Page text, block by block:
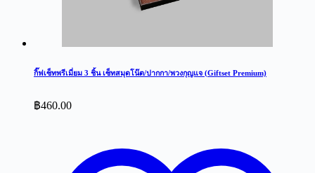
กิ๊ฟเซ็ทพรีเมี่ยม 3 ชิ้น เซ็ทสมุดโน๊ต/ปากกา/พวงกุญแจ (Giftset Premium)
฿460.00